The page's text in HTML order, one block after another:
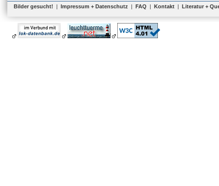
Bilder gesucht! | Impressum + Datenschutz | FAQ | Kontakt | Literatur +